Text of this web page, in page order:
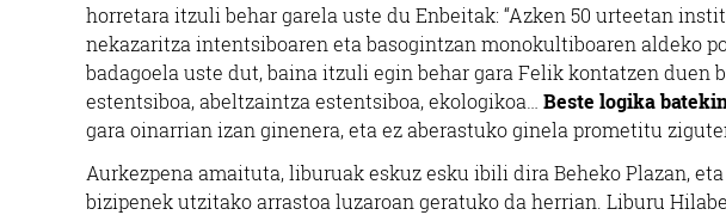
horretara itzuli behar garela uste du Enbeitak: “Azken 50 urteetan
nekazaritza intentsiboaren eta basogintzan monokultiboaren aldeko
badagoela uste dut, baina itzuli egin behar gara Felik kontatzen duen
estentsiboa, abeltzaintza estentsiboa, ekologikoa… Beste logika
gara oinarrian izan ginenera, eta ez aberastuko ginela prometitu
Aurkezpena amaituta, liburuak eskuz esku ibili dira Beheko Plazan,
bizipenek utzitako arrastoa luzaroan geratuko da herrian. Liburu